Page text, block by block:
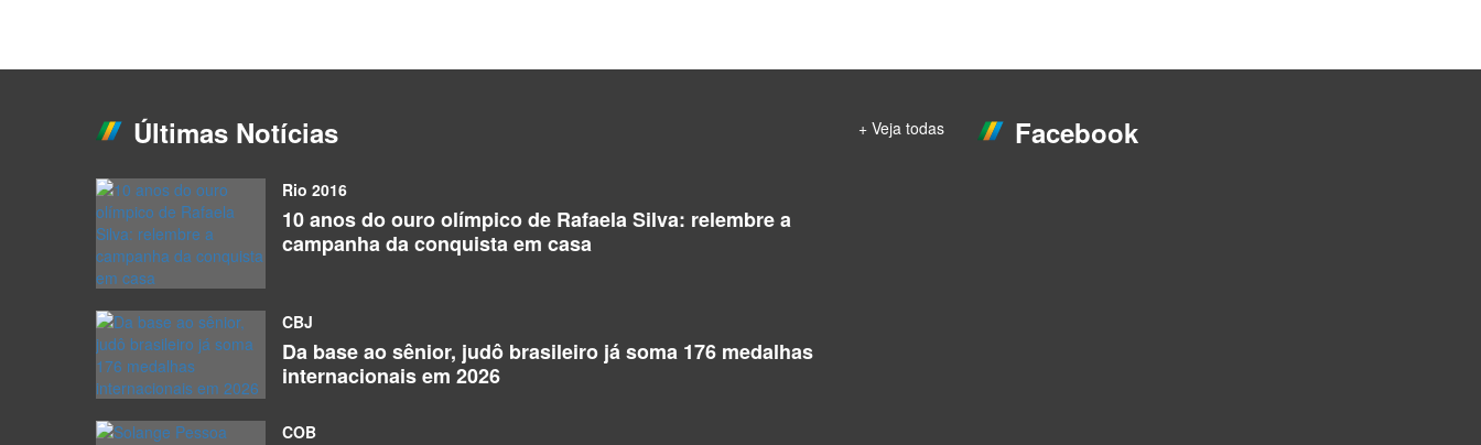
Últimas Notícias + Veja todas
Rio 2016
10 anos do ouro olímpico de Rafaela Silva: relembre a
campanha da conquista em casa
CBJ
Da base ao sênior, judô brasileiro já soma 176 medalhas
internacionais em 2026
COB
Facebook